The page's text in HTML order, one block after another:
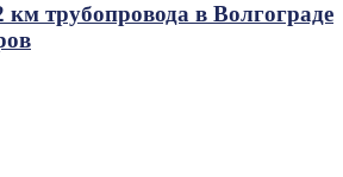
км трубопровода в Волгограде